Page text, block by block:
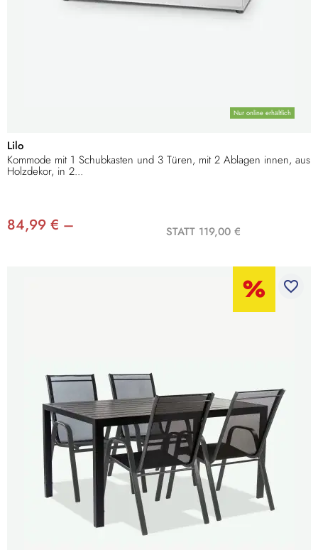
Nur online erhältlich
Lilo
Kommode mit 1 Schubkasten und 3 Türen, mit 2 Ablagen innen, aus
Holzdekor, in 2...
84,99 € – STATT 119,00 €
favorite_border